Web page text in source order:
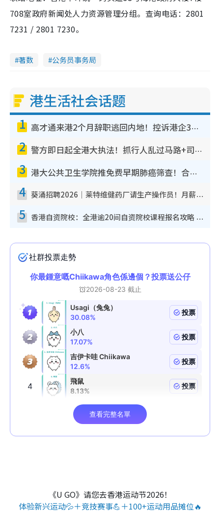
708室政府新闻处人力资源管理分组。查询电话：2801
7231 / 2801 7230。
著数 公务员事务局
港生活社会话题
1 高才通来港2个月辞职逃回内地！控诉港企3宗罪，叹微管理极窒息
2 警方即日起全港大执法！抓行人乱过马路+司机不专注驾驶！乱过马路罚$2000
3 港大公共卫生学院推免费早期肺癌筛查！合资格人士将获全额资助定期血液化验/电脑断层扫描/风险评估
4 葵涌招聘2026｜莱特维健药厂请生产操作员！月薪高达$1.7万 冷气厂房/五天工作/保障双粮
5 香港自资院校：全港逾20间自资院校课程报名攻略 留位费可退/申请日期/报名链接
《U GO》请您去香港运动节2026！
体验新兴运动💦＋竞技赛事💪＋100+运动用品摊位🔥